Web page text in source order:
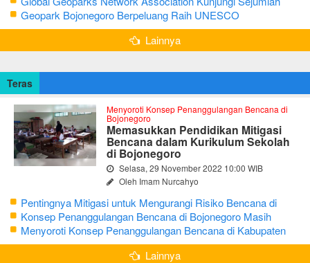
Geosite di Bojonegoro
Geopark Bojonegoro Berpeluang Raih UNESCO
Global Geopark
Lainnya
Teras
Menyoroti Konsep Penanggulangan Bencana di
Bojonegoro
Memasukkan Pendidikan Mitigasi
Bencana dalam Kurikulum Sekolah
di Bojonegoro
Selasa, 29 November 2022 10:00 WIB
Oleh Imam Nurcahyo
Pentingnya Mitigasi untuk Mengurangi Risiko Bencana di
Bojonegoro
Konsep Penanggulangan Bencana di Bojonegoro Masih
Mengutamakan Tanggap Darurat
Menyoroti Konsep Penanggulangan Bencana di Kabupaten
Bojonegoro
Lainnya